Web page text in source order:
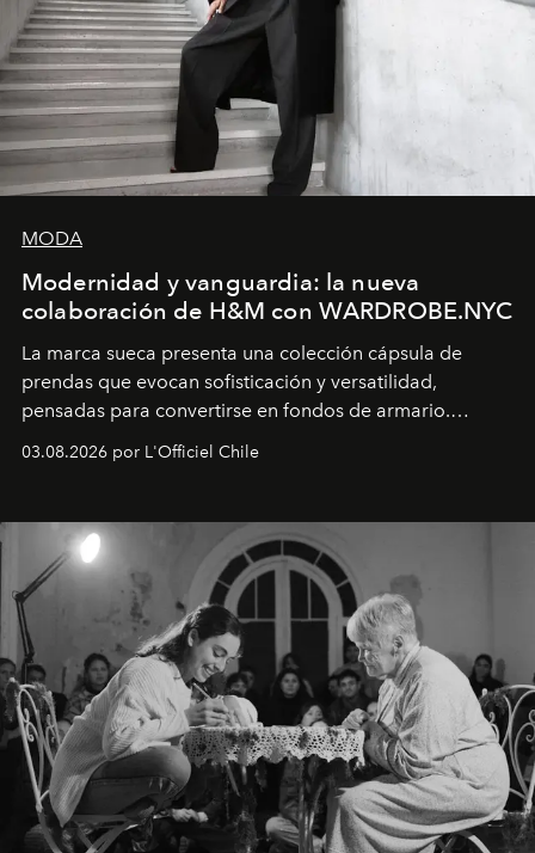
MODA
Modernidad y vanguardia: la nueva
colaboración de H&M con WARDROBE.NYC
La marca sueca presenta una colección cápsula de
prendas que evocan sofisticación y versatilidad,
pensadas para convertirse en fondos de armario.
03.08.2026 por L'Officiel Chile